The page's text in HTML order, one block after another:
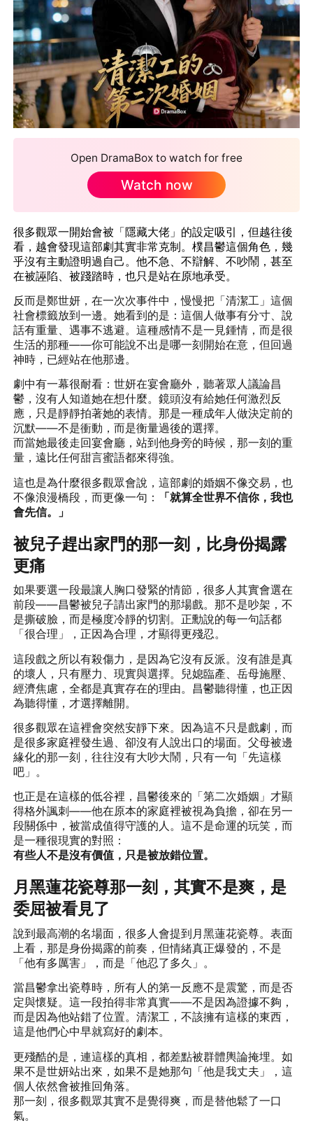
Open DramaBox to watch for free
Watch now
很多觀眾一開始會被「隱藏大佬」的設定吸引，但越往後
看，越會發現這部劇其實非常克制。樸昌鬱這個角色，幾
乎沒有主動證明過自己。他不急、不辯解、不吵鬧，甚至
在被誣陷、被踐踏時，也只是站在原地承受。
反而是鄭世妍，在一次次事件中，慢慢把「清潔工」這個
社會標籤放到一邊。她看到的是：這個人做事有分寸、說
話有重量、遇事不逃避。這種感情不是一見鍾情，而是很
生活的那種——你可能說不出是哪一刻開始在意，但回過
神時，已經站在他那邊。
劇中有一幕很耐看：世妍在宴會廳外，聽著眾人議論昌
鬱，沒有人知道她在想什麼。鏡頭沒有給她任何激烈反
應，只是靜靜拍著她的表情。那是一種成年人做決定前的
沉默——不是衝動，而是衡量過後的選擇。
而當她最後走回宴會廳，站到他身旁的時候，那一刻的重
量，遠比任何甜言蜜語都來得強。
這也是為什麼很多觀眾會說，這部劇的婚姻不像交易，也
不像浪漫橋段，而更像一句：
「就算全世界不信你，我也
會先信。」
被兒子趕出家門的那一刻，比身份揭露
更痛
如果要選一段最讓人胸口發緊的情節，很多人其實會選在
前段——昌鬱被兒子請出家門的那場戲。那不是吵架，不
是撕破臉，而是極度冷靜的切割。正勳說的每一句話都
「很合理」，正因為合理，才顯得更殘忍。
這段戲之所以有殺傷力，是因為它沒有反派。沒有誰是真
的壞人，只有壓力、現實與選擇。兒媳臨產、岳母施壓、
經濟焦慮，全都是真實存在的理由。昌鬱聽得懂，也正因
為聽得懂，才選擇離開。
很多觀眾在這裡會突然安靜下來。因為這不只是戲劇，而
是很多家庭裡發生過、卻沒有人說出口的場面。父母被邊
緣化的那一刻，往往沒有大吵大鬧，只有一句「先這樣
吧」。
也正是在這樣的低谷裡，昌鬱後來的「第二次婚姻」才顯
得格外諷刺——他在原本的家庭裡被視為負擔，卻在另一
段關係中，被當成值得守護的人。這不是命運的玩笑，而
是一種很現實的對照：
有些人不是沒有價值，只是被放錯位置。
月黑蓮花瓷尊那一刻，其實不是爽，是
委屈被看見了
說到最高潮的名場面，很多人會提到月黑蓮花瓷尊。表面
上看，那是身份揭露的前奏，但情緒真正爆發的，不是
「他有多厲害」，而是「他忍了多久」。
當昌鬱拿出瓷尊時，所有人的第一反應不是震驚，而是否
定與懷疑。這一段拍得非常真實——不是因為證據不夠，
而是因為他站錯了位置。清潔工，不該擁有這樣的東西，
這是他們心中早就寫好的劇本。
更殘酷的是，連這樣的真相，都差點被群體輿論掩埋。如
果不是世妍站出來，如果不是她那句「他是我丈夫」，這
個人依然會被推回角落。
那一刻，很多觀眾其實不是覺得爽，而是替他鬆了一口
氣。